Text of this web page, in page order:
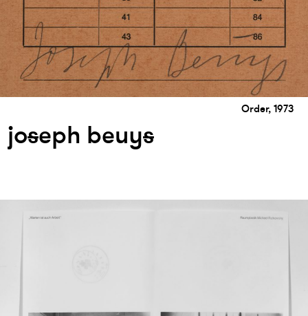
Order, 1973
joseph beuys